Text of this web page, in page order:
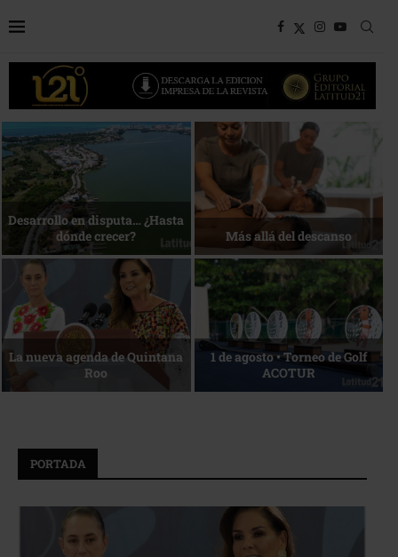
Bottega, un viaje servido a la
mesa
Energía que Impulsa la
competitividad
Reconocimiento de viajeros La esencia del servicio
PORTADA